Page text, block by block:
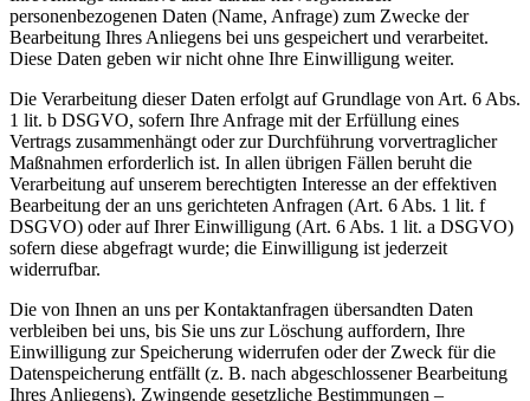
personenbezogenen Daten (Name, Anfrage) zum Zwecke der
Bearbeitung Ihres Anliegens bei uns gespeichert und verarbeitet.
Diese Daten geben wir nicht ohne Ihre Einwilligung weiter.
Die Verarbeitung dieser Daten erfolgt auf Grundlage von Art. 6 Abs.
1 lit. b DSGVO, sofern Ihre Anfrage mit der Erfüllung eines
Vertrags zusammenhängt oder zur Durchführung vorvertraglicher
Maßnahmen erforderlich ist. In allen übrigen Fällen beruht die
Verarbeitung auf unserem berechtigten Interesse an der effektiven
Bearbeitung der an uns gerichteten Anfragen (Art. 6 Abs. 1 lit. f
DSGVO) oder auf Ihrer Einwilligung (Art. 6 Abs. 1 lit. a DSGVO)
sofern diese abgefragt wurde; die Einwilligung ist jederzeit
widerrufbar.
Die von Ihnen an uns per Kontaktanfragen übersandten Daten
verbleiben bei uns, bis Sie uns zur Löschung auffordern, Ihre
Einwilligung zur Speicherung widerrufen oder der Zweck für die
Datenspeicherung entfällt (z. B. nach abgeschlossener Bearbeitung
Ihres Anliegens). Zwingende gesetzliche Bestimmungen –